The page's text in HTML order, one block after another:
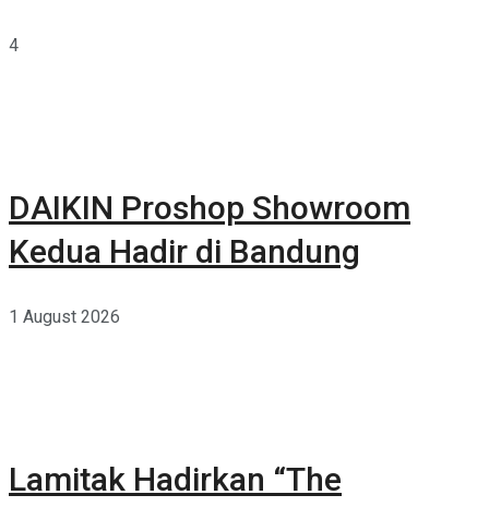
4
DAIKIN Proshop Showroom
Kedua Hadir di Bandung
1 August 2026
Lamitak Hadirkan “The